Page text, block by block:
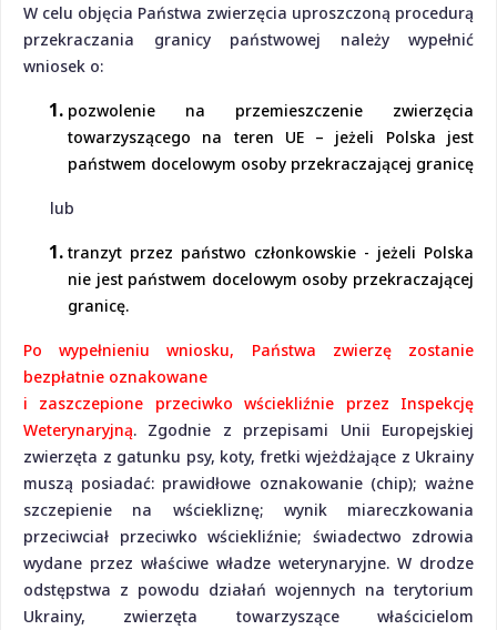
W celu objęcia Państwa zwierzęcia uproszczoną procedurą
przekraczania granicy państwowej należy wypełnić
wniosek o:
pozwolenie na przemieszczenie zwierzęcia
towarzyszącego na teren UE – jeżeli Polska jest
państwem docelowym osoby przekraczającej granicę
lub
tranzyt przez państwo członkowskie - jeżeli Polska
nie jest państwem docelowym osoby przekraczającej
granicę.
Po wypełnieniu wniosku, Państwa zwierzę zostanie
bezpłatnie oznakowane
i zaszczepione przeciwko wściekliźnie przez Inspekcję
Weterynaryjną. Zgodnie z przepisami Unii Europejskiej
zwierzęta z gatunku psy, koty, fretki wjeżdżające z Ukrainy
muszą posiadać: prawidłowe oznakowanie (chip); ważne
szczepienie na wściekliznę; wynik miareczkowania
przeciwciał przeciwko wściekliźnie; świadectwo zdrowia
wydane przez właściwe władze weterynaryjne. W drodze
odstępstwa z powodu działań wojennych na terytorium
Ukrainy, zwierzęta towarzyszące właścicielom